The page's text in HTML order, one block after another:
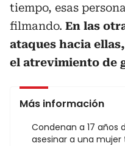
tiempo, esas
filmando. En las
ataques hacia
el atrevimiento de
Más información
Condenan a 17 años
asesinar a una mujer